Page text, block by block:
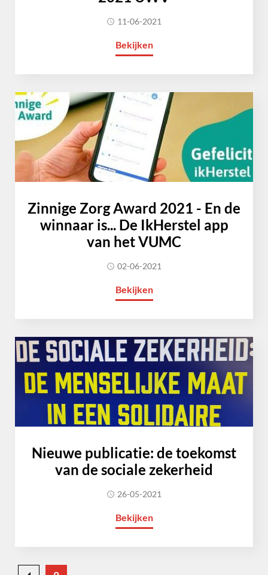
11-06-2021
Bekijken
Zinnige Zorg Award 2021 - En de
winnaar is... De IkHerstel app
van het VUMC
02-06-2021
Bekijken
Nieuwe publicatie: de toekomst
van de sociale zekerheid
26-05-2021
Bekijken